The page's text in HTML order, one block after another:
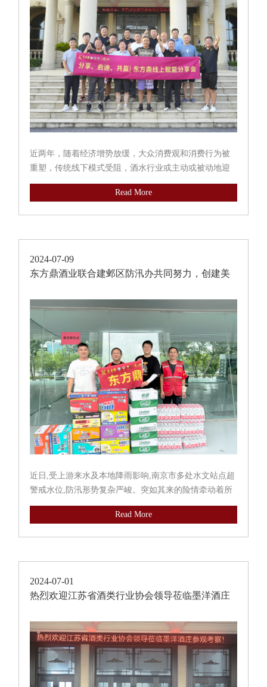
近两年，随着经济增势放缓，大众消费观和消费行为被
重塑，传统线下模式受阻，酒水行业或主动或被动地迎
接着挑战，如何突破发展瓶颈，创造新的业绩增长途
径，成为当前面临的主要困难。在移动互联网和社交媒
Read More
2024-07-09
东方鼎酒业联合建邺区防汛办共同努力，创建美
近日,受上游来水及本地降雨影响,南京市多处水文站点超
警戒水位,防汛形势复杂严峻。突如其来的险情牵动着所
有人的心,为了向奋战在防汛一线的值班值守人员表示敬
意和关怀,7月9日,东方鼎酒业工作人员前往南京建邺区,与
Read More
2024-07-01
热烈欢迎江苏省酒类行业协会领导莅临墨洋酒庄